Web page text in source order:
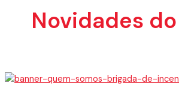
Novidades